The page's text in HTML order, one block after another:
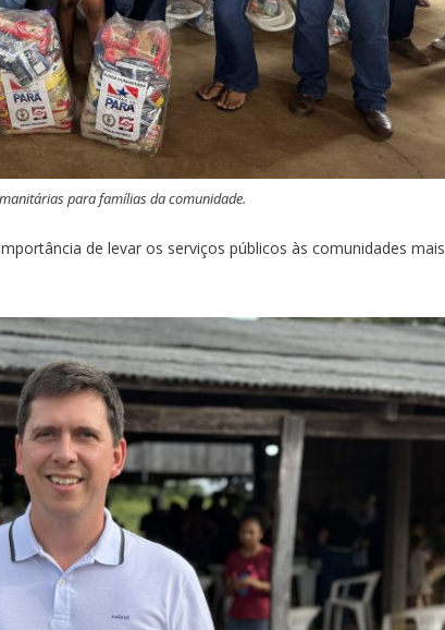
para famílias da comunidade.
de levar os serviços públicos às comunidades mais